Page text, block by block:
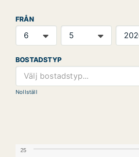
FRÅN
BOSTADSTYP
Välj bostadstyp...
Nollställ
25